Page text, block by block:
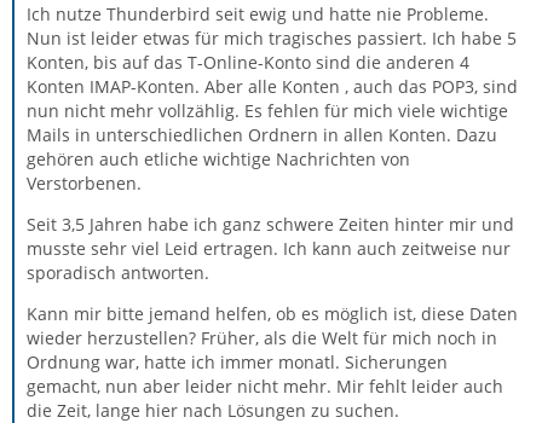
Ich nutze Thunderbird seit ewig und hatte nie Probleme.
Nun ist leider etwas für mich tragisches passiert. Ich habe 5
Konten, bis auf das T-Online-Konto sind die anderen 4
Konten IMAP-Konten. Aber alle Konten , auch das POP3, sind
nun nicht mehr vollzählig. Es fehlen für mich viele wichtige
Mails in unterschiedlichen Ordnern in allen Konten. Dazu
gehören auch etliche wichtige Nachrichten von
Verstorbenen.
Seit 3,5 Jahren habe ich ganz schwere Zeiten hinter mir und
musste sehr viel Leid ertragen. Ich kann auch zeitweise nur
sporadisch antworten.
Kann mir bitte jemand helfen, ob es möglich ist, diese Daten
wieder herzustellen? Früher, als die Welt für mich noch in
Ordnung war, hatte ich immer monatl. Sicherungen
gemacht, nun aber leider nicht mehr. Mir fehlt leider auch
die Zeit, lange hier nach Lösungen zu suchen.